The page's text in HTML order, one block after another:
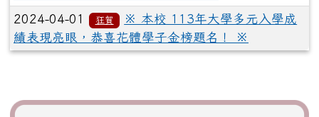
2024-04-01 狂賀
※ 本校 113年大學多元入學成
績表現亮眼，恭喜花體學子金榜題名！ ※